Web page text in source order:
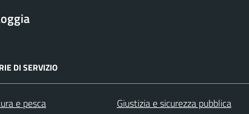
DI SERVIZIO
e pesca
Giustizia e sicurezza pubblica